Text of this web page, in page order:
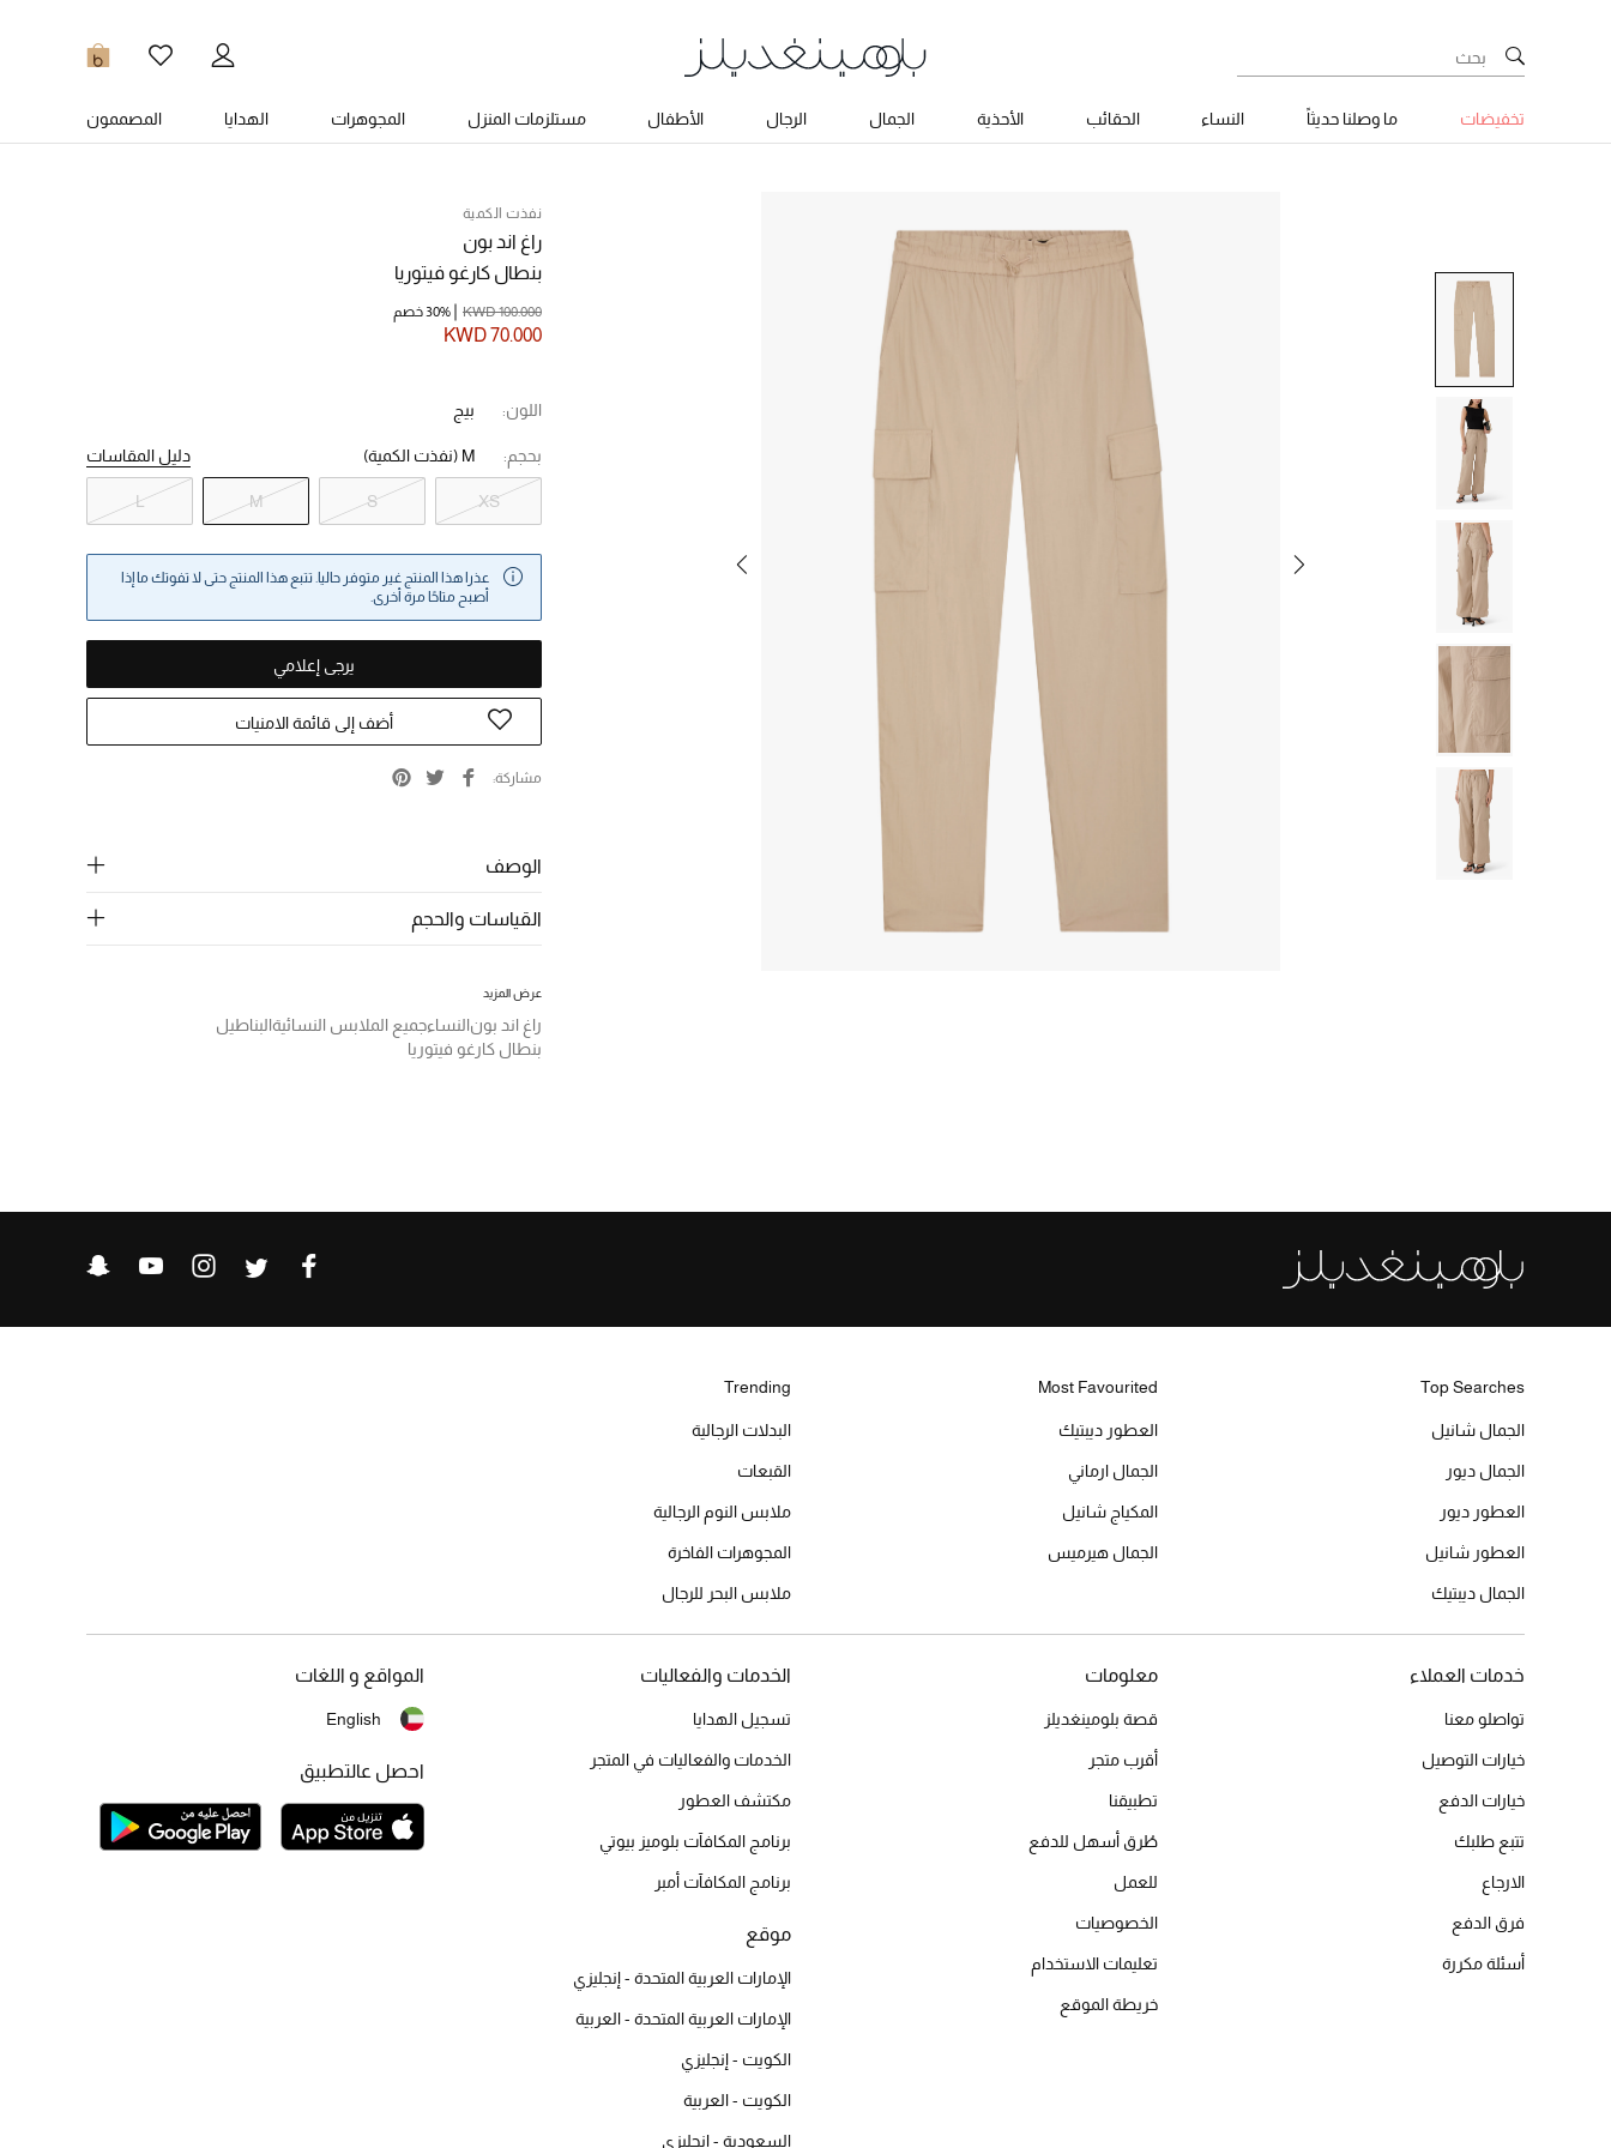
0
تخفيضات ما وصلنا حديثاً النساء الحقائب الأحذية الجمال الرجال الأطفال مستلزمات المنزل المجوهرات الهدايا المصممون
نفذت الكمية
راغ اند بون
بنطال كارغو فيتوريا
KWD 70.000
KWD 100.000 30% خصم
اللون: بيج
بحجم: M (نفذت الكمية) دليل المقاسات
XS
S
M
L
عذرا هذا المنتج غير متوفر حاليا. تتبع هذا المنتج حتى لا تفوتك ما إذا
أصبح متاحًا مرة أخرى.
يرجى إعلامي
أضف إلى قائمة الامنيات
مشاركة
الوصف
القياسات والحجم
عرض المزيد
راغ اند بونالنساءجميع الملابس النسائيةالبناطيل
بنطال كارغو فيتوريا
Top Searches
الجمال شانيل
الجمال ديور
العطور ديور
العطور شانيل
الجمال ديبتيك
Most Favourited
العطور ديبتيك
الجمال ارماني
المكياج شانيل
الجمال هيرميس
Trending
البدلات الرجالية
القبعات
ملابس النوم الرجالية
المجوهرات الفاخرة
ملابس البحر للرجال
خدمات العملاء
تواصلو معنا
خيارات التوصيل
خيارات الدفع
تتبع طلبك
الارجاع
فرق الدفع
أسئلة مكررة
معلومات
قصة بلومينغديلز
أقرب متجر
تطبيقنا
طُرق أسهل للدفع
للعمل
الخصوصيات
تعليمات الاستخدام
خريطة الموقع
الخدمات والفعاليات
تسجيل الهدايا
الخدمات والفعاليات في المتجر
مكتشف العطور
برنامج المكافآت بلوميز بيوتي
برنامج المكافآت أمبر
موقع
الإمارات العربية المتحدة - إنجليزي
الإمارات العربية المتحدة - العربية
الكويت - إنجليزي
الكويت - العربية
السعودية - إنجليزي
المواقع و اللغات
English
احصل عالتطبيق